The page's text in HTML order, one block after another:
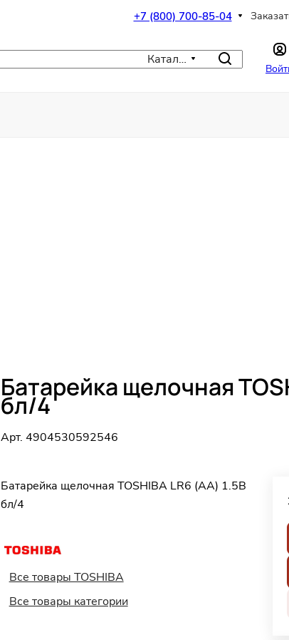
+7 (800) 700-85-04
Каталог
Батарейка щелочная
бл/4
Арт. 4904530592546
Батарейка щелочная TOSHIBA LR6 (AA) 1.5В
бл/4
Все товары TOSHIBA
Все товары категории